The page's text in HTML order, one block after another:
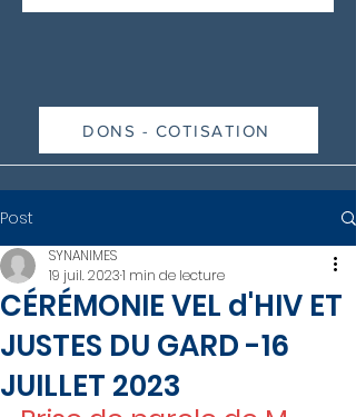
DONS - COTISATION
Post
CÉRÉMONIE VEL d'HIV ET
JUSTES DU GARD -16
JUILLET 2023
SYNANIMES
19 juil. 20231 min de lecture